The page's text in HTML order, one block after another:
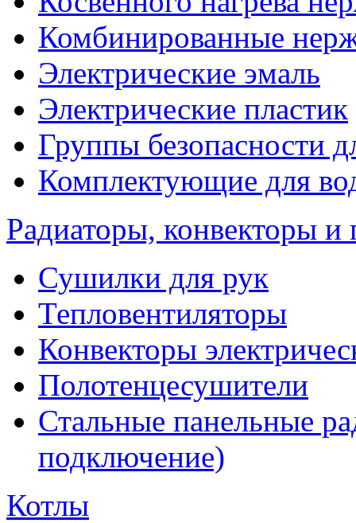
Комбинированные
Электрические эмаль
Электрические пластик
Группы безопасности
Комплектующие для
Радиаторы, конвекторы и
Сушилки для рук
Тепловентиляторы
Конвекторы
Полотенцесушители
Стальные панельные
подключение)
Котлы